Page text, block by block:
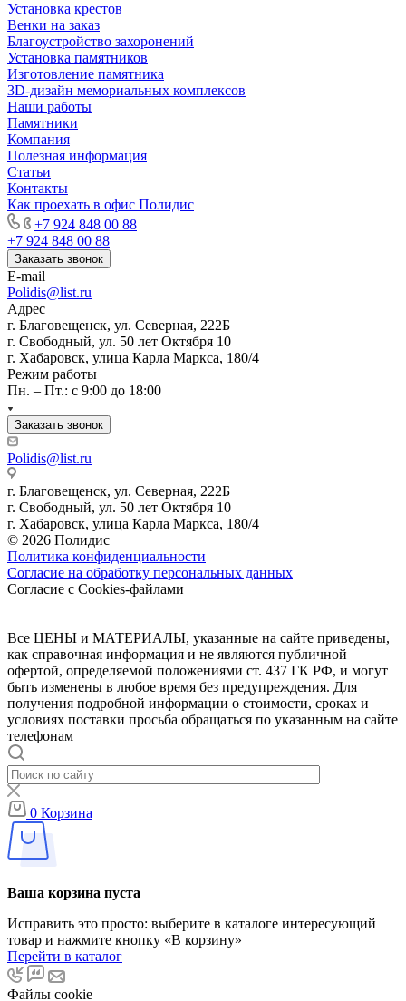
Установка крестов
Венки на заказ
Благоустройство захоронений
Установка памятников
Изготовление памятника
3D-дизайн мемориальных комплексов
Наши работы
Памятники
Компания
Полезная информация
Статьи
Контакты
Как проехать в офис Полидис
+7 924 848 00 88
+7 924 848 00 88
Заказать звонок
E-mail
Polidis@list.ru
Адрес
г. Благовещенск, ул. Северная, 222Б
г. Свободный, ул. 50 лет Октября 10
г. Хабаровск, улица Карла Маркса, 180/4
Режим работы
Пн. – Пт.: с 9:00 до 18:00
Заказать звонок
Polidis@list.ru
г. Благовещенск, ул. Северная, 222Б
г. Свободный, ул. 50 лет Октября 10
г. Хабаровск, улица Карла Маркса, 180/4
© 2026 Полидис
Политика конфиденциальности
Согласие на обработку персональных данных
Согласие с Cookies-файлами
Все ЦЕНЫ и МАТЕРИАЛЫ, указанные на сайте приведены,
как справочная информация и не являются публичной
офертой, определяемой положениями ст. 437 ГК РФ, и могут
быть изменены в любое время без предупреждения. Для
получения подробной информации о стоимости, сроках и
условиях поставки просьба обращаться по указанным на сайте
телефонам
0 Корзина
Ваша корзина пуста
Исправить это просто: выберите в каталоге интересующий
товар и нажмите кнопку «В корзину»
Перейти в каталог
Файлы cookie